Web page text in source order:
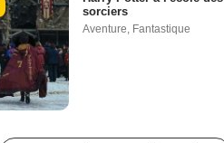
sorciers
Aventure Fantastique